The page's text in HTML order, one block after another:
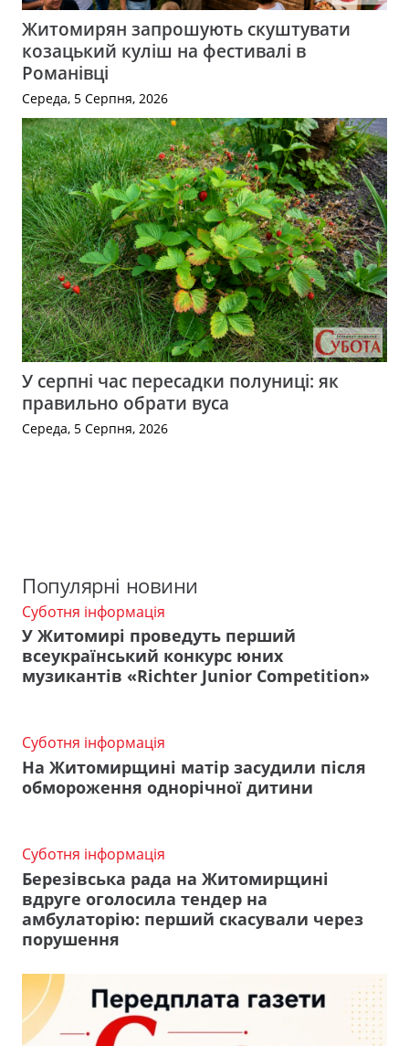
Житомирян запрошують скуштувати
козацький куліш на фестивалі в
Романівці
Середа, 5 Серпня, 2026
У серпні час пересадки полуниці: як
правильно обрати вуса
Середа, 5 Серпня, 2026
Популярні новини
Суботня інформація
У Житомирі проведуть перший
всеукраїнський конкурс юних
музикантів «Richter Junior Competition»
Суботня інформація
На Житомирщині матір засудили після
обмороження однорічної дитини
Суботня інформація
Березівська рада на Житомирщині
вдруге оголосила тендер на
амбулаторію: перший скасували через
порушення